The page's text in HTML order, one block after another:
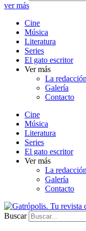
ver más
Cine
Música
Literatura
Series
El gato escritor
Ver más
La redacción
Galería
Contacto
Cine
Música
Literatura
Series
El gato escritor
Ver más
La redacción
Galería
Contacto
Buscar